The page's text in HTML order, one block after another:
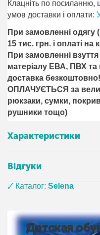
Клацніть по посиланню,
умов доставки і оплати:
При замовленні одягу
15 тис. грн. і оплаті
При замовленні взуття
матеріалу ЕВА, ПВХ та
доставка
ОПЛАЧУЄТЬСЯ за
рюкзаки, сумки,
рушники тощо)
Характеристики
Відгуки
🗸 Каталог:Selena
Детская